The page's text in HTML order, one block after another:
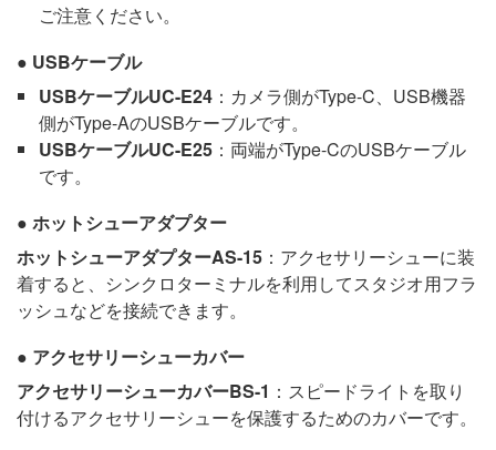
ご注意ください。
USBケーブル
USBケーブルUC-E24 ：カメラ側がType-C、USB機器
側がType-AのUSBケーブルです。
USBケーブルUC-E25 ：両端がType-CのUSBケーブル
です。
ホットシューアダプター
ホットシューアダプターAS-15 ：アクセサリーシューに装
着すると、シンクロターミナルを利用してスタジオ用フラ
ッシュなどを接続できます。
アクセサリーシューカバー
アクセサリーシューカバーBS-1 ：スピードライトを取り
付けるアクセサリーシューを保護するためのカバーです。